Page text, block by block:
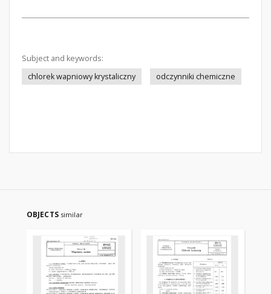
Subject and keywords:
chlorek wapniowy krystaliczny
odczynniki chemiczne
OBJECTS similar